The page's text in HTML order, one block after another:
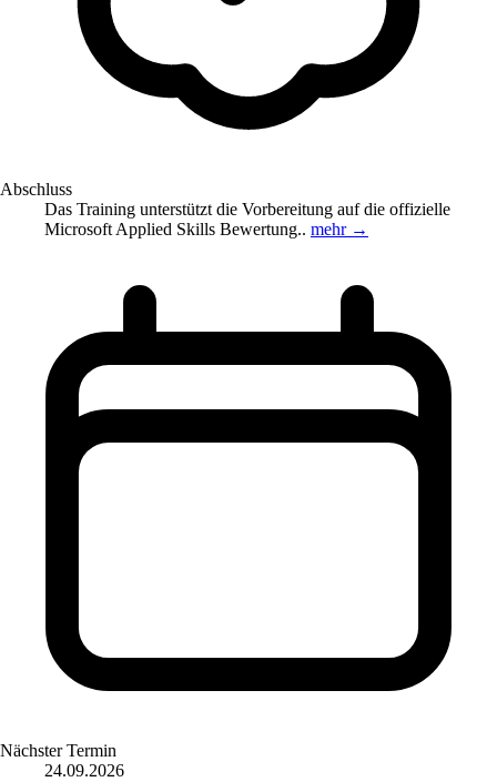
Abschluss
Das Training unterstützt die Vorbereitung auf die offizielle
Microsoft Applied Skills Bewertung.. mehr →
Nächster Termin
24.09.2026